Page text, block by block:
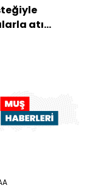
atı...